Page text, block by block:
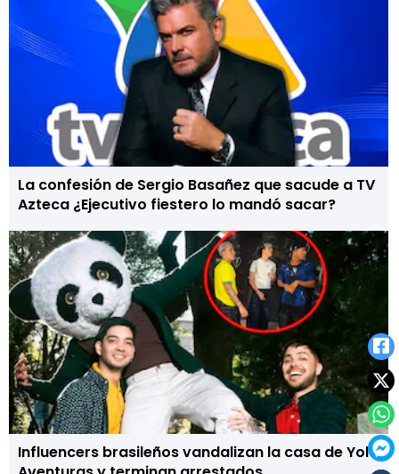
La confesión de Sergio Basañez que sacude a TV
Azteca ¿Ejecutivo fiestero lo mandó sacar?
Influencers brasileños vandalizan la casa de Yolo